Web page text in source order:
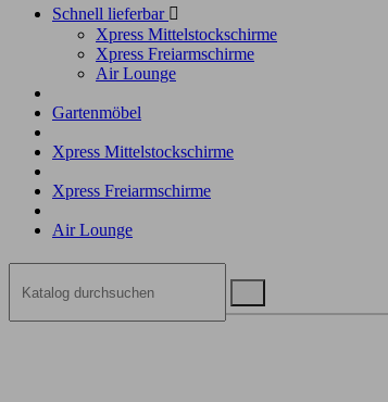
Schnell lieferbar 
Xpress Mittelstockschirme
Xpress Freiarmschirme
Air Lounge
Gartenmöbel
Xpress Mittelstockschirme
Xpress Freiarmschirme
Air Lounge